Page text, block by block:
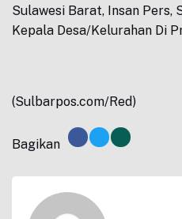
Sulawesi Barat, Insan Pers,
Kepala Desa/Kelurahan Di
(Sulbarpos.com/Red)
Bagikan